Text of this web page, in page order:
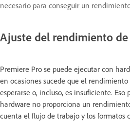
necesario para conseguir un
Ajuste del rendimiento
Premiere Pro se puede ejecutar con
en ocasiones sucede que el
esperarse o, incluso, es insuficiente. Eso
hardware no proporciona un
cuenta el flujo de trabajo y los formatos